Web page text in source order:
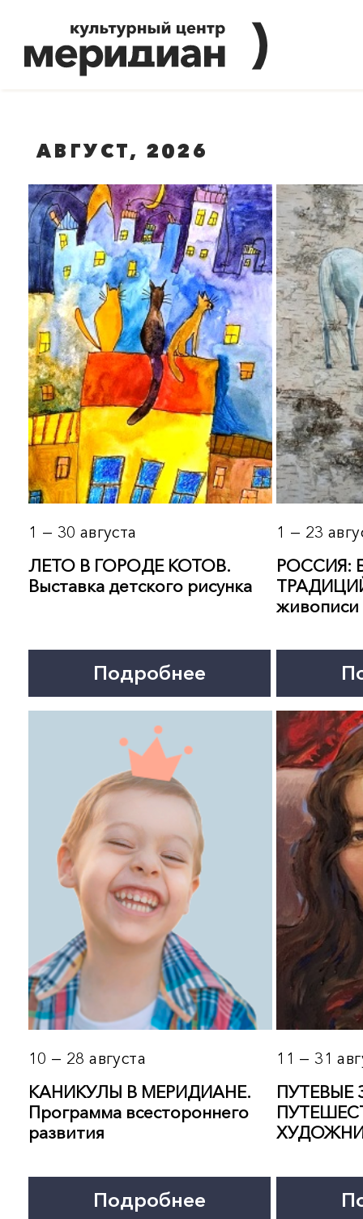
АВГУСТ, 2026
1 — 30 августа
ЛЕТО В ГОРОДЕ КОТОВ.
Выставка детского рисунка
1 — 23 августа
РОССИЯ: БОГАТСТВО
ТРАДИЦИЙ. Выставка
живописи и ДПИ
10 — 28 августа
КАНИКУЛЫ ВМЕРИДИАНЕ.
Программа всестороннего
развития
Подробнее
11 — 31 августа
ПУТЕВЫЕ ЗАМЕТКИ
ПУТЕШЕСТВУЮЩЕГО
ХУДОЖНИКА. Выставка
Подробнее
15 августа 19:00